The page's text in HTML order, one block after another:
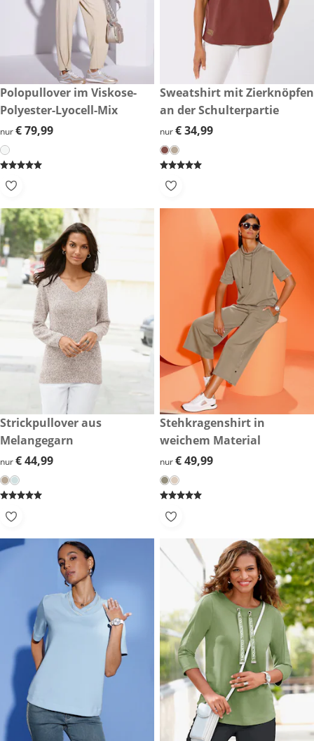
€ 79,99
Polopullover im Viskose-
Polyester-Lyocell-Mix
€ 79,99
nur€ 79,99
€ 34,99
Sweatshirt mit Zierknöpfen
an der Schulterpartie
€ 34,99
nur€ 34,99
€ 44,99
Strickpullover aus
Melangegarn
€ 44,99
nur€ 44,99
€ 49,99
Stehkragenshirt in
weichem Material
€ 49,99
nur€ 49,99